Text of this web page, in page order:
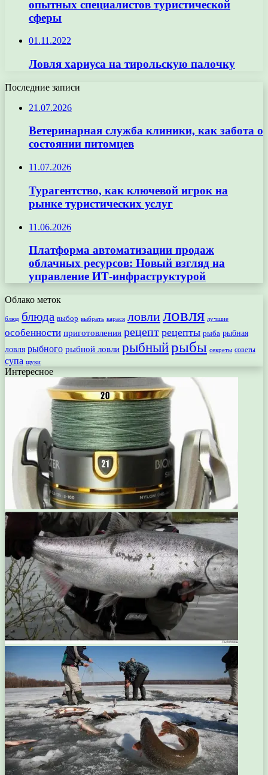
опытных специалистов туристической
сферы
01.11.2022
Ловля хариуса на тирольскую палочку
Последние записи
21.07.2026
Ветеринарная служба клиники, как забота о
состоянии питомцев
11.07.2026
Турагентство, как ключевой игрок на
рынке туристических услуг
11.06.2026
Платформа автоматизации продаж
облачных ресурсов: Новый взгляд на
управление ИТ-инфраструктурой
Облако меток
блюд блюда выбор выбрать карася ловлиловля лучшие
особенности приготовления рецепт рецепты рыба рыбная
ловля рыбного рыбной ловли рыбныйрыбы секреты советы
супа щуки
Интересное